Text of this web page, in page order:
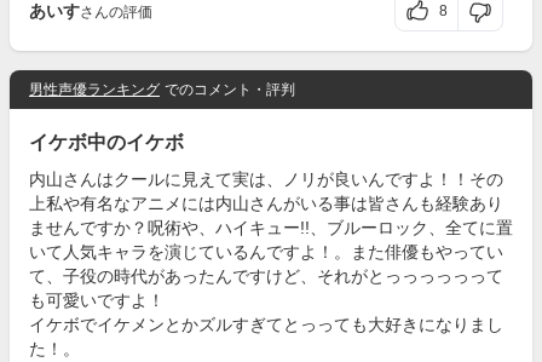
あいすさんの評価 8
男性声優ランキング でのコメント・評判
イケボ中のイケボ
内山さんはクールに見えて実は、ノリが良いんですよ！！その
上私や有名なアニメには内山さんがいる事は皆さんも経験あり
ませんですか？呪術や、ハイキュー!!、ブルーロック、全てに置
いて人気キャラを演じているんですよ！。また俳優もやってい
て、子役の時代があったんですけど、それがとっっっっっって
も可愛いですよ！
イケボでイケメンとかズルすぎてとっっても大好きになりまし
た！。